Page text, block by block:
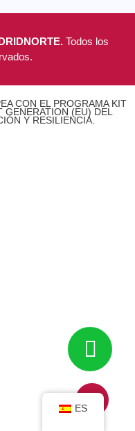
Todos los
CON EL PROGRAMA KIT
GENERATION (EU) DEL
Y RESILIENCIA.
ES